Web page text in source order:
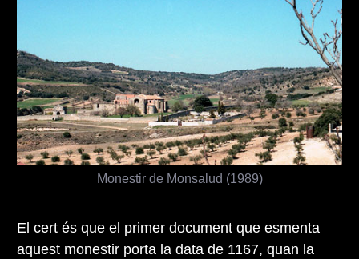
Monestir de Monsalud (1989)
El cert és que el primer document que esmenta
aquest monestir porta la data de 1167, quan la